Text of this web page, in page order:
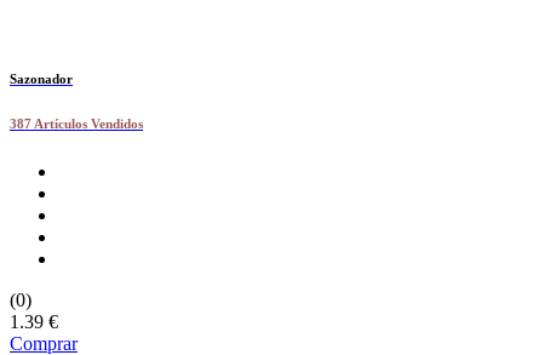
Sazonador
387 Artículos Vendidos
(0)
1.39 €
Comprar